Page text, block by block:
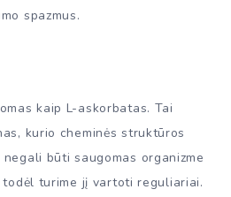
spazmus.
kaip L-askorbatas. Tai
kurio cheminės struktūros
būti saugomas organizme
turime jį vartoti reguliariai.